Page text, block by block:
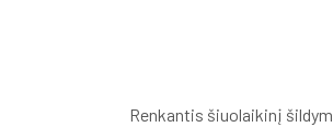
Renkantis šiuolaikinį